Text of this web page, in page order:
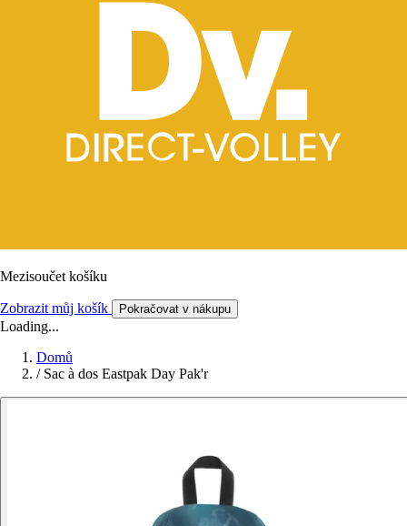
Mezisoučet košíku
Zobrazit můj košík Pokračovat v nákupu
Loading...
Domů
/ Sac à dos Eastpak Day Pak'r